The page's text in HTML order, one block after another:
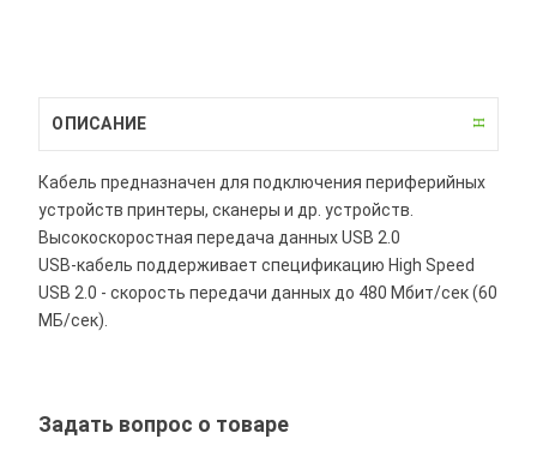
ОПИСАНИЕ
Кабель предназначен для подключения периферийных
устройств принтеры, сканеры и др. устройств.
Высокоскоростная передача данных USB 2.0
USB-кабель поддерживает спецификацию High Speed
USB 2.0 - скорость передачи данных до 480 Мбит/сек (60
МБ/сек).
Задать вопрос о товаре